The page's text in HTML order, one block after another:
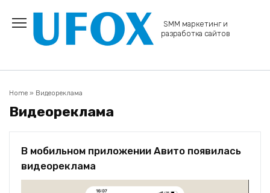
содержанию
SMM маркетинг и
разработка сайтов
Home » Видеореклама
Видеореклама
В мобильном приложении Авито появилась
видеореклама